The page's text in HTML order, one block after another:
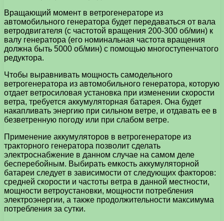
Вращающий момент в ветрогенераторе из
автомобильного генератора будет передаваться от вала
ветродвигателя (с частотой вращения 200-300 об/мин) к
валу генератора (его номинальная частота вращения
должна быть 5000 об/мин) с помощью многоступенчатого
редуктора.
Чтобы выравнивать мощность самодельного
ветрогенератора из автомобильного генератора, которую
отдает ветросиловая установка при изменении скорости
ветра, требуется аккумуляторная батарея. Она будет
накапливать энергию при сильном ветре, и отдавать ее в
безветренную погоду или при слабом ветре.
Применение аккумуляторов в ветрогенераторе из
тракторного генератора позволит сделать
электроснабжение в данном случае на самом деле
бесперебойным. Выбирать емкость аккумуляторной
батареи следует в зависимости от следующих факторов:
средней скорости и частоты ветра в данной местности,
мощности ветроустановки, мощности потребления
электроэнергии, а также продолжительности максимума
потребления за сутки.